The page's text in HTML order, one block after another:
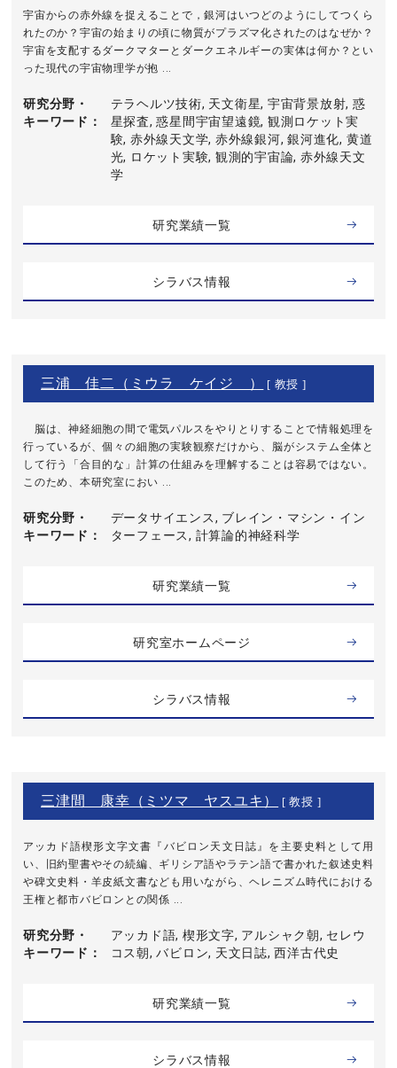
宇宙からの赤外線を捉えることで，銀河はいつどのようにしてつくら
れたのか？宇宙の始まりの頃に物質がプラズマ化されたのはなぜか？
宇宙を支配するダークマターとダークエネルギーの実体は何か？とい
った現代の宇宙物理学が抱 ...
研究分野・
キーワード
テラヘルツ技術, 天文衛星, 宇宙背景放射, 惑
星探査, 惑星間宇宙望遠鏡, 観測ロケット実
験, 赤外線天文学, 赤外線銀河, 銀河進化, 黄道
光, ロケット実験, 観測的宇宙論, 赤外線天文
学
研究業績一覧
シラバス情報
三浦 佳二（ミウラ ケイジ ） [ 教授 ]
脳は、神経細胞の間で電気パルスをやりとりすることで情報処理を
行っているが、個々の細胞の実験観察だけから、脳がシステム全体と
して行う「合目的な」計算の仕組みを理解することは容易ではない。
このため、本研究室におい ...
研究分野・
キーワード
データサイエンス, ブレイン・マシン・イン
ターフェース, 計算論的神経科学
研究業績一覧
研究室ホームページ
シラバス情報
三津間 康幸（ミツマ ヤスユキ） [ 教授 ]
アッカド語楔形文字文書『バビロン天文日誌』を主要史料として用
い、旧約聖書やその続編、ギリシア語やラテン語で書かれた叙述史料
や碑文史料・羊皮紙文書なども用いながら、ヘレニズム時代における
王権と都市バビロンとの関係 ...
研究分野・
キーワード
アッカド語, 楔形文字, アルシャク朝, セレウ
コス朝, バビロン, 天文日誌, 西洋古代史
研究業績一覧
シラバス情報